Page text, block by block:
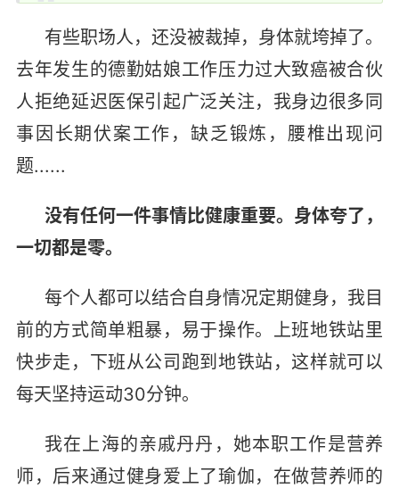
有些职场人，还没被裁掉，身体就垮掉了。
去年发生的德勤姑娘工作压力过大致癌被合伙
人拒绝延迟医保引起广泛关注，我身边很多同
事因长期伏案工作，缺乏锻炼，腰椎出现问
题......
没有任何一件事情比健康重要。身体夸了，
一切都是零。
每个人都可以结合自身情况定期健身，我目
前的方式简单粗暴，易于操作。上班地铁站里
快步走，下班从公司跑到地铁站，这样就可以
每天坚持运动30分钟。
我在上海的亲戚丹丹，她本职工作是营养
师，后来通过健身爱上了瑜伽，在做营养师的